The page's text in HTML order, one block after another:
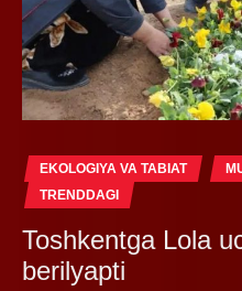
EKOLOGIYA VA TABIAT
TRENDDAGI
Toshkentga Lola
berilyapti